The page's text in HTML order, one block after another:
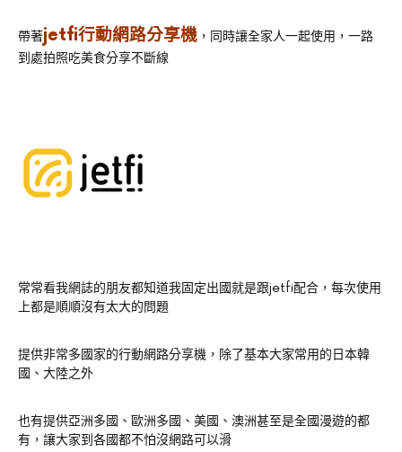
帶著jetfi行動網路分享機 ，同時讓全家人一起使用，一路
到處拍照吃美食分享不斷線
常常看我網誌的朋友都知道我固定出國就是跟jetfi配合，每次使用
上都是順順沒有太大的問題
提供非常多國家的行動網路分享機，除了基本大家常用的日本韓
國、大陸之外
也有提供亞洲多國、歐洲多國、美國、澳洲甚至是全國漫遊的都
有，讓大家到各國都不怕沒網路可以滑